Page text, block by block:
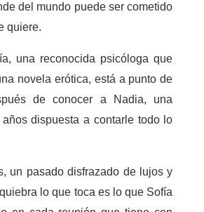
del mundo puede ser cometido
quiere.
una reconocida psicóloga que
novela erótica, está a punto de
de conocer a Nadia, una
dispuesta a contarle todo lo
un pasado disfrazado de lujos y
lo que toca es lo que Sofía